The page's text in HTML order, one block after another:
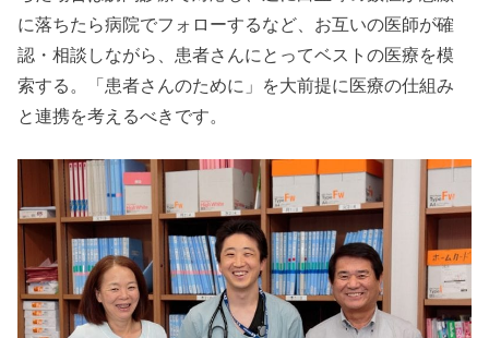
に落ちたら病院でフォローするなど、お互いの医師が確
認・相談しながら、患者さんにとってベストの医療を模
索する。「患者さんのために」を大前提に医療の仕組み
と連携を考えるべきです。